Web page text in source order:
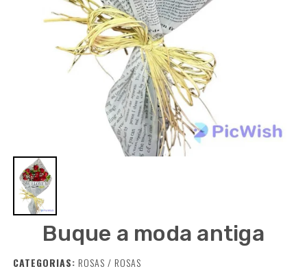
Buque a moda antiga
CATEGORIAS: ROSAS / ROSAS